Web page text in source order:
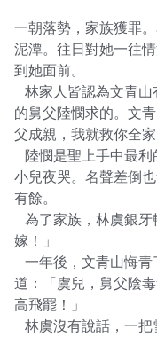
一朝落勢，家族獲罪
泥潭。往日對她一往
到她面前。
的舅父陸憫求的。文
父成親，我就救你全家
小兒夜哭。名聲差倒
有餘。
嫁！」
道：「虞兒，舅父陰
高飛罷！」